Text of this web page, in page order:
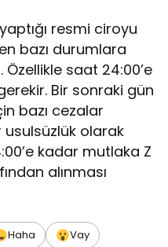
resmi ciroyu
bazı durumlara
saat 24:00’e
Bir sonraki gün
bazı cezalar
usulsüzlük olarak
kadar mutlaka Z
alınması
Haha
Vay